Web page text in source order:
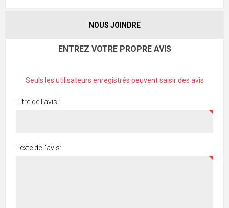
NOUS JOINDRE
ENTREZ VOTRE PROPRE AVIS
Seuls les utilisateurs enregistrés peuvent saisir des avis
Titre de l'avis:
Texte de l'avis: